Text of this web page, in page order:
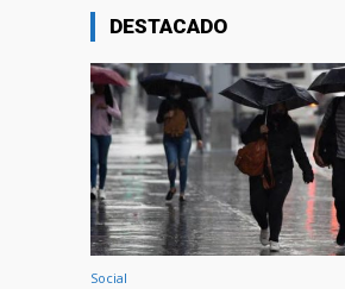
DESTACADO
Social